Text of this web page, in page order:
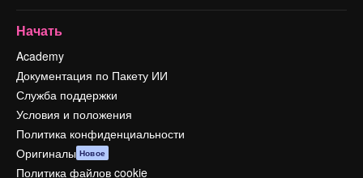
Начать
Academy
Документация по Пакету ИИ
Служба поддержки
Условия и положения
Политика конфиденциальности
Оригиналы Новое
Политика файлов cookie